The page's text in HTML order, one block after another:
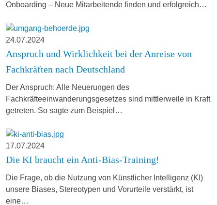
Onboarding – Neue Mitarbeitende finden und erfolgreich…
24.07.2024
Anspruch und Wirklichkeit bei der Anreise von
Fachkräften nach Deutschland
Der Anspruch: Alle Neuerungen des
Fachkräfteeinwanderungsgesetzes sind mittlerweile in Kraft
getreten. So sagte zum Beispiel…
17.07.2024
Die KI braucht ein Anti-Bias-Training!
Die Frage, ob die Nutzung von Künstlicher Intelligenz (KI)
unsere Biases, Stereotypen und Vorurteile verstärkt, ist
eine…